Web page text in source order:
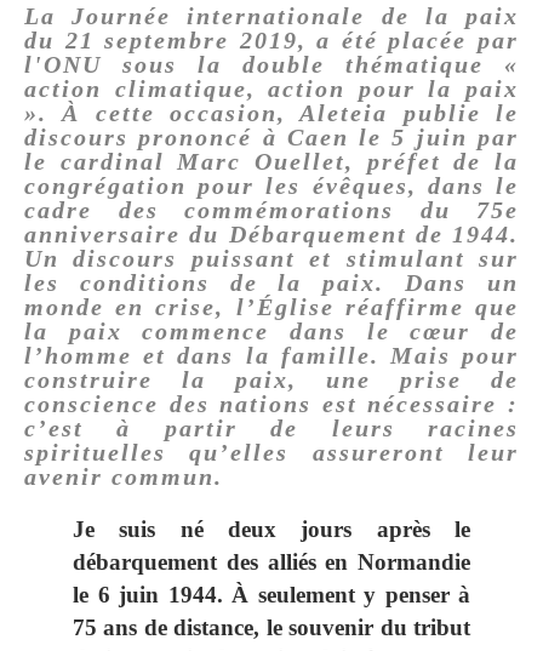
La Journée internationale de la paix
du 21 septembre 2019, a été placée par
l'ONU sous la double thématique «
action climatique, action pour la paix
». À cette occasion, Aleteia publie le
discours prononcé à Caen le 5 juin par
le cardinal Marc Ouellet, préfet de la
congrégation pour les évêques, dans le
cadre des commémorations du 75e
anniversaire du Débarquement de 1944.
Un discours puissant et stimulant sur
les conditions de la paix. Dans un
monde en crise, l’Église réaffirme que
la paix commence dans le cœur de
l’homme et dans la famille. Mais pour
construire la paix, une prise de
conscience des nations est nécessaire :
c’est à partir de leurs racines
spirituelles qu’elles assureront leur
avenir commun.
Je suis né deux jours après le
débarquement des alliés en Normandie
le 6 juin 1944. À seulement y penser à
75 ans de distance, le souvenir du tribut